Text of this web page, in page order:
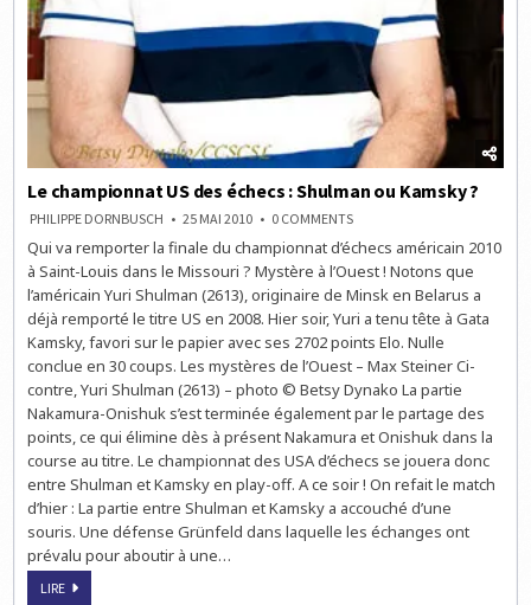
Le championnat US des échecs : Shulman ou Kamsky ?
PHILIPPE DORNBUSCH 25 MAI 2010 0 COMMENTSON
CHAMPIONNAT
DES
ÉCHECS
:
SHULMAN
KAMSKY
Qui va remporter la finale du championnat d’échecs américain 2010
à Saint-Louis dans le Missouri ? Mystère à l’Ouest ! Notons que
l’américain Yuri Shulman (2613), originaire de Minsk en Belarus a
déjà remporté le titre US en 2008. Hier soir, Yuri a tenu tête à Gata
Kamsky, favori sur le papier avec ses 2702 points Elo. Nulle
conclue en 30 coups. Les mystères de l’Ouest – Max Steiner Ci-
contre, Yuri Shulman (2613) – photo © Betsy Dynako La partie
Nakamura-Onishuk s’est terminée également par le partage des
points, ce qui élimine dès à présent Nakamura et Onishuk dans la
course au titre. Le championnat des USA d’échecs se jouera donc
entre Shulman et Kamsky en play-off. A ce soir ! On refait le match
d’hier : La partie entre Shulman et Kamsky a accouché d’une
souris. Une défense Grünfeld dans laquelle les échanges ont
prévalu pour aboutir à une…
LIRELE